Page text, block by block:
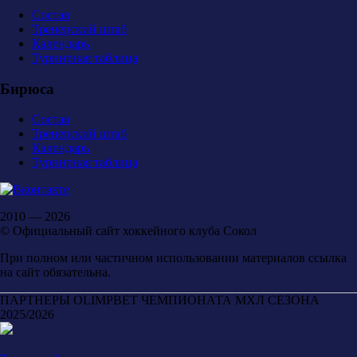
Состав
Тренерский штаб
Календарь
Турнирная таблица
Бирюса
Состав
Тренерский штаб
Календарь
Турнирная таблица
2010 — 2026
© Официальный сайт хоккейного клуба Сокол
При полном или частичном использовании материалов ссылка
на сайт обязательна.
ПАРТНЕРЫ OLIMPBET ЧЕМПИОНАТА МХЛ СЕЗОНА
2025/2026